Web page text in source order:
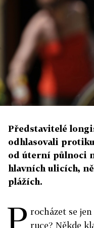
Představitelé
odhlasovali
od úterní půlnoci
hlavních ulicích,
plážích.
P rocházet se
ruce? Někde